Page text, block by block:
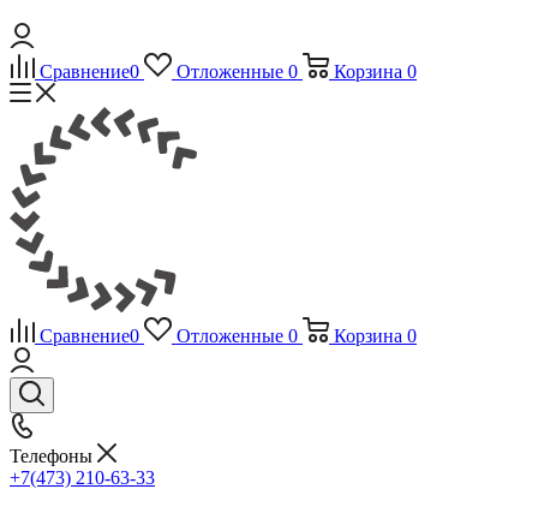
Сравнение0 Отложенные 0 Корзина 0
Сравнение0 Отложенные 0 Корзина 0
Телефоны
+7(473) 210-63-33